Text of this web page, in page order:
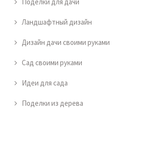
Поделки для дачи
Ландшафтный дизайн
Дизайн дачи своими руками
Сад своими руками
Идеи для сада
Поделки из дерева